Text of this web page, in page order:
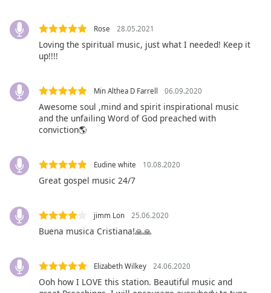
Opacity
Area
Background
Style
Rose 28.05.2021
Loving the spiritual music, just what I needed! Keep it
up!!!!
Min Althea D Farrell 06.09.2020
Awesome soul ,mind and spirit inspirational music
and the unfailing Word of God preached with
conviction🌎
Eudine white 10.08.2020
Great gospel music 24/7
jimm Lon 25.06.2020
Buena musica Cristiana!🙏🙏
Elizabeth Wilkey 24.06.2020
Ooh how I LOVE this station. Beautiful music and